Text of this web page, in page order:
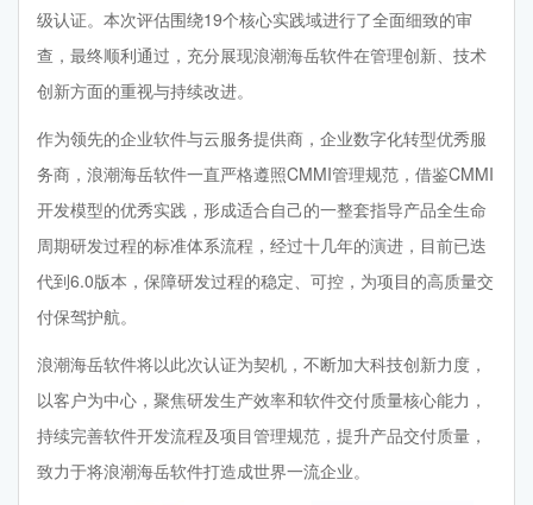
级认证。本次评估围绕19个核心实践域进行了全面细致的审
查，最终顺利通过，充分展现浪潮海岳软件在管理创新、技术
创新方面的重视与持续改进。
作为领先的企业软件与云服务提供商，企业数字化转型优秀服
务商，浪潮海岳软件一直严格遵照CMMI管理规范，借鉴CMMI
开发模型的优秀实践，形成适合自己的一整套指导产品全生命
周期研发过程的标准体系流程，经过十几年的演进，目前已迭
代到6.0版本，保障研发过程的稳定、可控，为项目的高质量交
付保驾护航。
浪潮海岳软件将以此次认证为契机，不断加大科技创新力度，
以客户为中心，聚焦研发生产效率和软件交付质量核心能力，
持续完善软件开发流程及项目管理规范，提升产品交付质量，
致力于将浪潮海岳软件打造成世界一流企业。